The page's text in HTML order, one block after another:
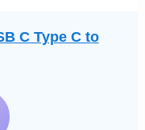
C Type C to